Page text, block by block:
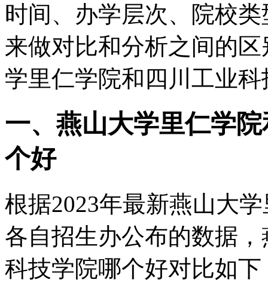
时间、办学层次、院校
来做对比和分析之间的
学里仁学院和四川工业
一、燕山大学里仁学
个好
根据2023年最新燕山大
各自招生办公布的数据
科技学院哪个好对比如下